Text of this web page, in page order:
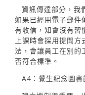
資訊傳達部分，我
如果已經用電子郵件
有收信，知會沒有習
上課時會採用提問
法，會讓員工在別的
否符合標準。
A4：覺生紀念圖